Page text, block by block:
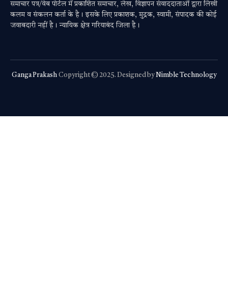
समाचार पत्र/वेब पोर्टल में प्रकाशित समाचार, लेख, विज्ञापन संवाददाताओं द्वारा लिखी
कलम व संकलन कर्ता के है। इसके लिए प्रकाशक, मुद्रक, स्वामी, संपादक की कोई
जवाबदारी नहीं है। न्यायिक क्षेत्र गरियाबंद जिला है।
Ganga Prakash Copyright © 2025. Designed byNimble Technology